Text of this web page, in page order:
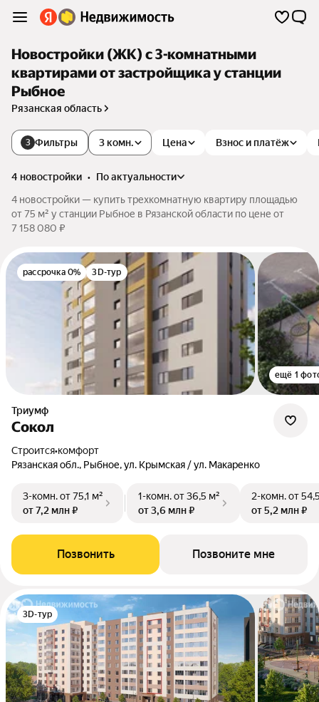
Новостройки (ЖК) с 3-комнатными
квартирами от застройщика у станции
Рыбное
Рязанская область
3 Фильтры Цена Взнос и платёж
3 комн.
4 новостройки •
по актуальности
4 новостройки — купить трехкомнатную квартиру площадью
от 75 м² у станции Рыбное в Рязанской области по цене от
7 158 080 ₽
рассрочка 0% 3D-тур
ещё 1
Триумф
Сокол
Строится•комфорт
Рязанская обл., Рыбное, ул. Крымская / ул. Макаренко
3-комн.от 75,1 м²
от 7,2 млн ₽
1-комн.от 36,5 м²
от 3,6 млн ₽
2-комн.от
от 5,2 млн ₽
Позвонить Позвоните мне
3D-тур